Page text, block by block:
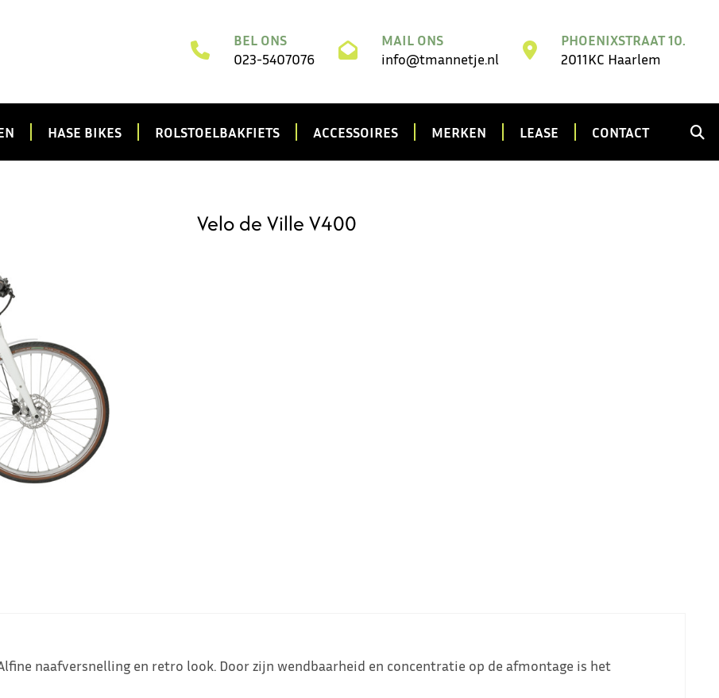
BEL ONS
023-5407076
MAIL ONS
info@tmannetje.nl
PHOENIXSTRAAT 10.
2011KC Haarlem
HASE BIKES ROLSTOELBAKFIETS ACCESSOIRES MERKEN LEASE CONTACT
Velo de Ville V400
naafversnelling en retro look. Door zijn wendbaarheid en concentratie op de afmontage is het